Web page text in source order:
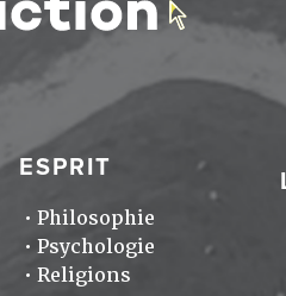
ESPRIT
Philosophie
Psychologie
Religions